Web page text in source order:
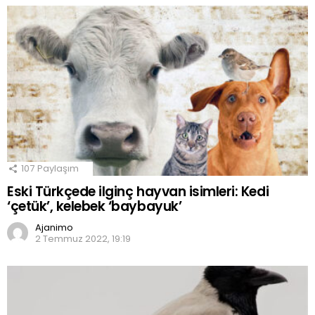
107 Paylaşım
Eski Türkçede ilginç hayvan isimleri: Kedi
‘çetük’, kelebek ‘baybayuk’
Ajanimo
2 Temmuz 2022, 19:19